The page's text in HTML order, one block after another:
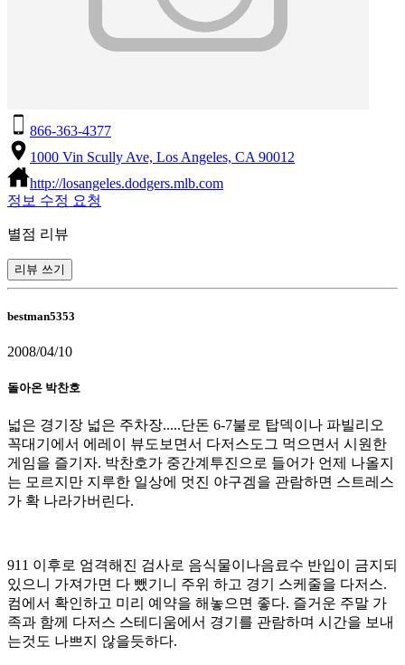
866-363-4377
1000 Vin Scully Ave, Los Angeles, CA 90012
http://losangeles.dodgers.mlb.com
정보 수정 요청
별점 리뷰
리뷰 쓰기
bestman5353
2008/04/10
돌아온 박찬호
넓은 경기장 넓은 주차장.....단돈 6-7불로 탑덱이나 파빌리오
꼭대기에서 에레이 뷰도보면서 다저스도그 먹으면서 시원한
게임을 즐기자. 박찬호가 중간계투진으로 들어가 언제 나올지
는 모르지만 지루한 일상에 멋진 야구겜을 관람하면 스트레스
가 확 나라가버린다.
911 이후로 엄격해진 검사로 음식물이나음료수 반입이 금지되
있으니 가져가면 다 뺐기니 주위 하고 경기 스케줄을 다저스.
컴에서 확인하고 미리 예약을 해놓으면 좋다. 즐거운 주말 가
족과 함께 다저스 스테디움에서 경기를 관람하며 시간을 보내
는것도 나쁘지 않을듯하다.